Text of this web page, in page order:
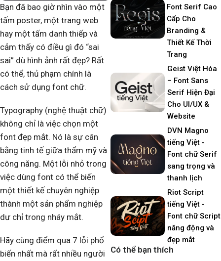
Bạn đã bao giờ nhìn vào một
tấm poster, một trang web
hay một tấm danh thiếp và
cảm thấy có điều gì đó “sai
sai” dù hình ảnh rất đẹp? Rất
có thể, thủ phạm chính là
cách sử dụng font chữ.
Typography (nghệ thuật chữ)
không chỉ là việc chọn một
font đẹp mắt. Nó là sự cân
bằng tinh tế giữa thẩm mỹ và
công năng. Một lỗi nhỏ trong
việc dùng font có thể biến
một thiết kế chuyên nghiệp
thành một sản phẩm nghiệp
dư chỉ trong nháy mắt.
Hãy cùng điểm qua 7 lỗi phổ
biến nhất mà rất nhiều người
Font Serif Cao
Cấp Cho
Branding &
Thiết Kế Thời
Trang
Geist Việt Hóa
– Font Sans
Serif Hiện Đại
Cho UI/UX &
Website
DVN Magno
tiếng Việt -
Font chữ Serif
sang trọng và
thanh lịch
Riot Script
tiếng Việt -
Font chữ Script
năng động và
đẹp mắt
Có thể bạn thích